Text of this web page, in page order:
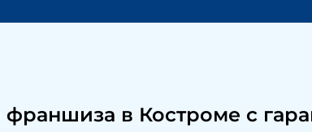
франшиза в Костроме с